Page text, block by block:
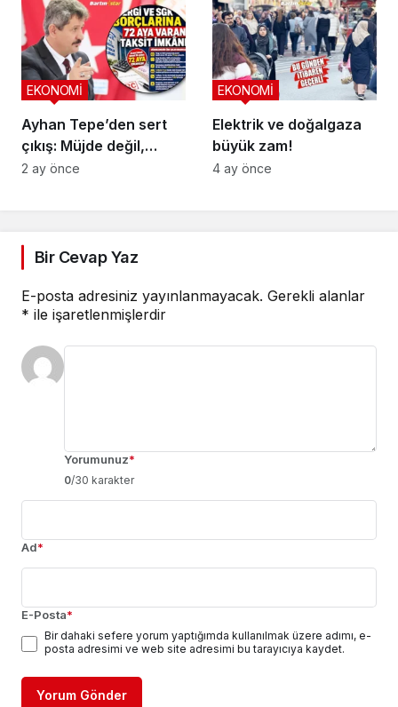
Ayhan Tepe’den sert
çıkış: Müjde değil,
vicdansızlık
EKONOMİ
2 ay önce
Elektrik ve doğalgaza
büyük zam!
EKONOMİ
4 ay önce
Bir Cevap Yaz
E-posta adresiniz yayınlanmayacak. Gerekli alanlar
* ile işaretlenmişlerdir
Yorumunuz*
0/30 karakter
Ad*
E-Posta*
Bir dahaki sefere yorum yaptığımda kullanılmak üzere adımı, e-
posta adresimi ve web site adresimi bu tarayıcıya kaydet.
Yorum Gönder